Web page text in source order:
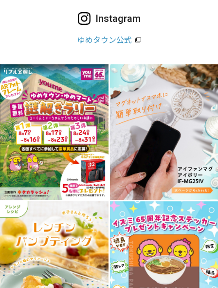
Instagram
ゆめタウン公式